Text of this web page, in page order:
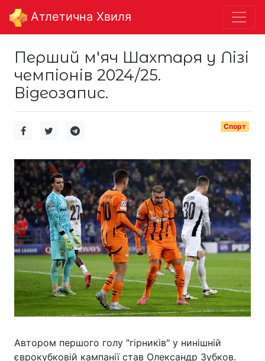
Aтлетична Хвиля
Перший м'яч Шахтаря у Лізі
чемпіонів 2024/25.
Відеозапис.
Спорт
Автором першого голу "гірників" у нинішній
єврокубковій кампанії став Олександр Зубков.